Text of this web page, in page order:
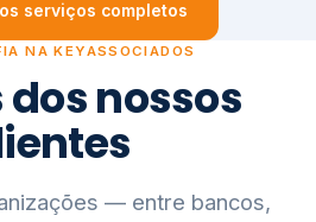
serviços completos
NA KEYASSOCIADOS
nossos
— entre bancos,